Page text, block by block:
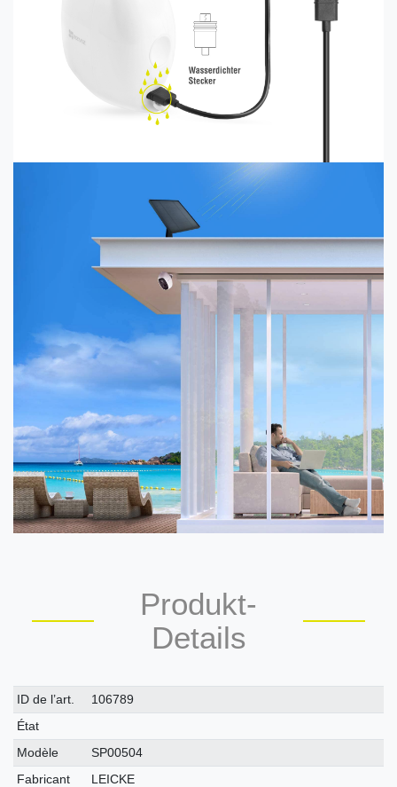
Produkt-
Details
Caractéristique
technique
Valeur
ID de l’art.
106789
État
Modèle
SP00504
Fabricant
LEICKE